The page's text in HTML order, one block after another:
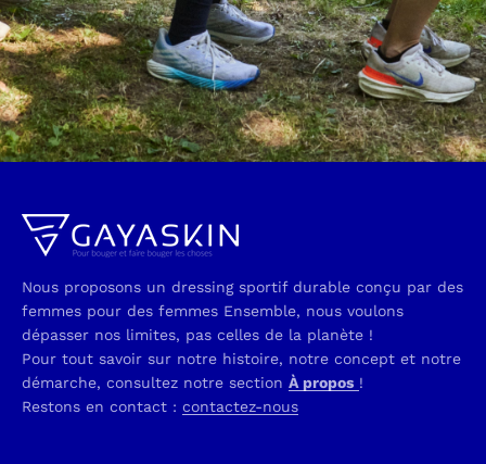
Nous proposons un dressing sportif durable conçu par des
femmes pour des femmes Ensemble, nous voulons
dépasser nos limites, pas celles de la planète !
Pour tout savoir sur notre histoire, notre concept et notre
démarche, consultez notre section À propos !
Restons en contact : contactez-nous